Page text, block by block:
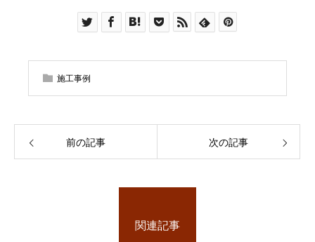
施工事例
前の記事 次の記事
関連記事